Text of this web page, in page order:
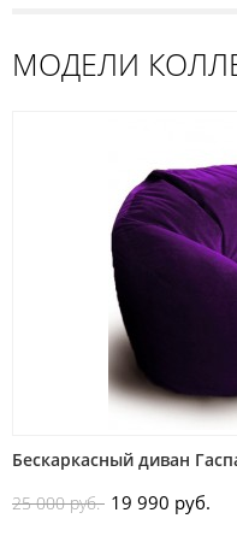
МОДЕЛИ
Бескаркасный диван
25 000 руб. 19 990 руб.